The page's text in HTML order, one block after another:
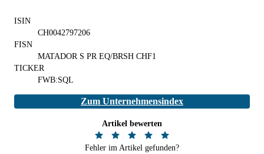
ISIN
CH0042797206
FISN
MATADOR S PR EQ/BRSH CHF1
TICKER
FWB:SQL
Zum Unternehmensindex
Artikel bewerten
Fehler im Artikel gefunden?